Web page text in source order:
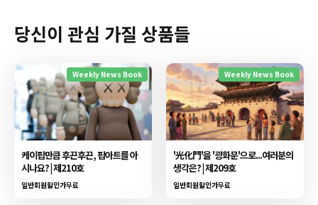
당신이 관심 가질 상품들
Weekly News Book
케이팝만큼 후끈후끈, 팝아트를 아
시나요? | 제210호
일반회원할인가무료
Weekly News Book
'光化門'을 '광화문'으로...여러분의
생각은? | 제209호
일반회원할인가무료